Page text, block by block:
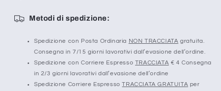
Metodi di spedizione:
Spedizione con Posta Ordinaria NON TRACCIATA gratuita.
Consegna in 7/15 giorni lavorativi dall’evasione dell’ordine.
Spedizione con Corriere Espresso TRACCIATA € 4 Consegna
in 2/3 giorni lavorativi dall’evasione dell’ordine
Spedizione Corriere EspressoTRACCIATA GRATUITA per